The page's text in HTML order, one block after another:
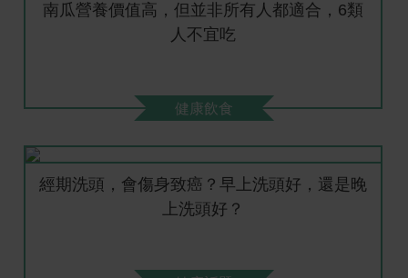
南瓜營養價值高，但並非所有人都適合，6類
人不宜吃
健康飲食
經期洗頭，會傷身致癌？早上洗頭好，還是晚
上洗頭好？